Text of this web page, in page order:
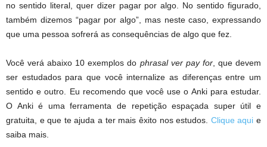
no sentido literal, quer dizer pagar por algo. No sentido figurado,
também dizemos “pagar por algo”, mas neste caso, expressando
que uma pessoa sofrerá as consequências de algo que fez.
Você verá abaixo 10 exemplos do phrasal ver pay for, que devem
ser estudados para que você internalize as diferenças entre um
sentido e outro. Eu recomendo que você use o Anki para estudar.
O Anki é uma ferramenta de repetição espaçada super útil e
gratuita, e que te ajuda a ter mais êxito nos estudos. Clique aqui e
saiba mais.